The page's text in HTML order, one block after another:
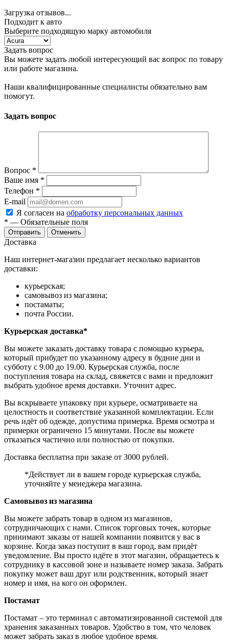
Загрузка отзывов...
Подходит к авто
Выберите подходящую марку автомобиля
Задать вопрос
Вы можете задать любой интересующий вас вопрос по товару
или работе магазина.
Наши квалифицированные специалисты обязательно вам
помогут.
Задать вопрос
Вопрос *
Ваше имя *
Телефон *
E-mail
Я согласен на обработку персональных данных
* — Обязательные поля
Отправить Отменить
Доставка
Наш интернет-магазин предлагает несколько вариантов
доставки:
курьерская;
самовывоз из магазина;
постаматы;
почта России.
Курьерская доставка*
Вы можете заказать доставку товара с помощью курьера,
который прибудет по указанному адресу в будние дни и
субботу с 9.00 до 19.00. Курьерская служба, после
поступления товара на склад, свяжется с вами и предложит
выбрать удобное время доставки. Уточнит адрес.
Вы вскрываете упаковку при курьере, осматриваете на
целостность и соответствие указанной комплектации. Если
речь идёт об одежде, допустима примерка. Время осмотра и
примерки ограничено 15 минутами. После вы можете
отказаться частично или полностью от покупки.
Доставка бесплатна при заказе от 3000 рублей.
*Действует ли в вашем городе курьерская служба,
уточняйте у менеджера магазина.
Самовывоз из магазина
Вы можете забрать товар в одном из магазинов,
сотрудничающих с нами. Список торговых точек, которые
принимают заказы от нашей компании появится у вас в
корзине. Когда заказ поступит в ваш город, вам придёт
уведомление. Вы просто идёте в этот магазин, обращаетесь к
сотруднику в кассовой зоне и называете номер заказа. Забрать
покупку может ваш друг или родственник, который знает
номер и имя, на кого он оформлен.
Постамат
Постамат – это терминал с автоматизированной системой для
хранения заказанных товаров. Удобство в том, что человек
может забрать заказ в любое удобное время.